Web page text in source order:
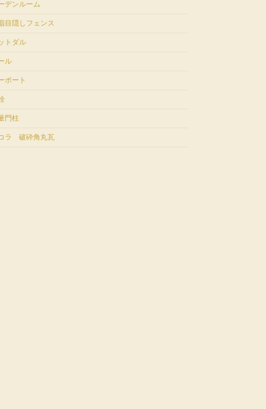
デンルーム
目隠しフェンス
トダル
ル
ポート
門柱
ラ 破砕角丸瓦